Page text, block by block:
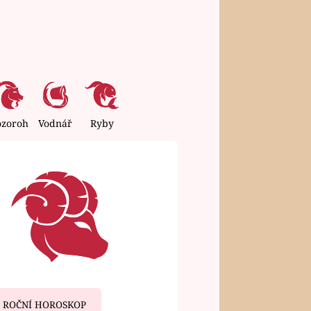
Vodnář Ryby
ROČNÍ HOROSKOP